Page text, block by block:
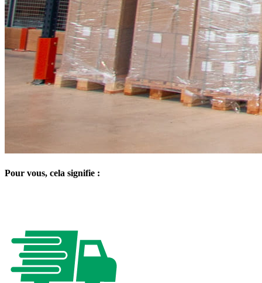
Pour vous, cela signifie :